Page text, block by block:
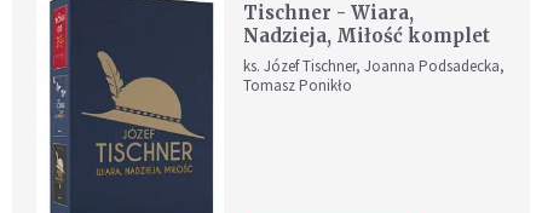
Tischner - Wiara,
Nadzieja, Miłość komplet
ks. Józef Tischner, Joanna Podsadecka,
Tomasz Ponikło